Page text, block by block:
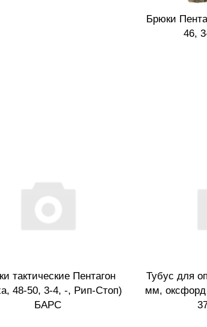
Брюки
46,
тактические Пентагон
48-50, 3-4, -, Рип-Стоп)
БАРС
Тубус для
мм, оксфорд